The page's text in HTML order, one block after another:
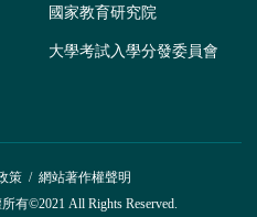
國家教育研究院
大學考試入學分發委員會
策/ 網站著作權聲明
有©2021 All Rights Reserved.